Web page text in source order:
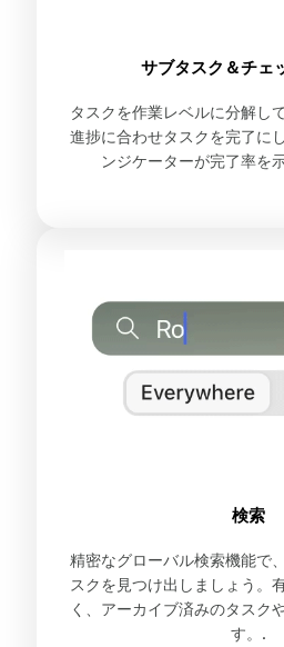
サブタスク＆チェ
タスクを作業レベルに分解し
進捗に合わせタスクを完了に
ンジケーターが完了率を
検索
精密なグローバル検索機能で
スクを見つけ出しましょう。
く、アーカイブ済みのタスク
す。.